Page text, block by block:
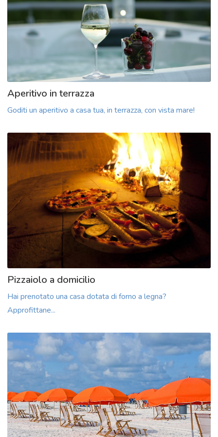
Aperitivo in terrazza
Goditi un aperitivo a casa tua, in terrazza, con vista mare!
Pizzaiolo a domicilio
Hai prenotato una casa dotata di forno a legna?
Approfittane...